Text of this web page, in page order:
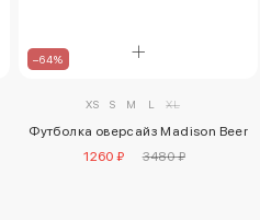
–64%
XS S M L XL
Футболка оверсайз Madison Beer
1260 ₽
3480 ₽